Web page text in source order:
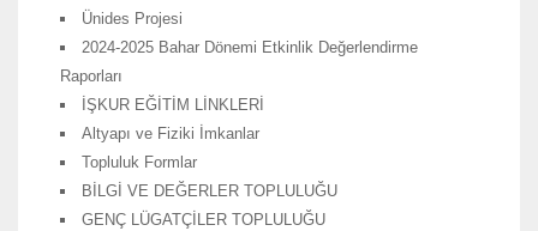
Ünides Projesi
2024-2025 Bahar Dönemi Etkinlik Değerlendirme
Raporları
İŞKUR EĞİTİM LİNKLERİ
Altyapı ve Fiziki İmkanlar
Topluluk Formlar
BİLGİ VE DEĞERLER TOPLULUĞU
GENÇ LÜGATÇİLER TOPLULUĞU